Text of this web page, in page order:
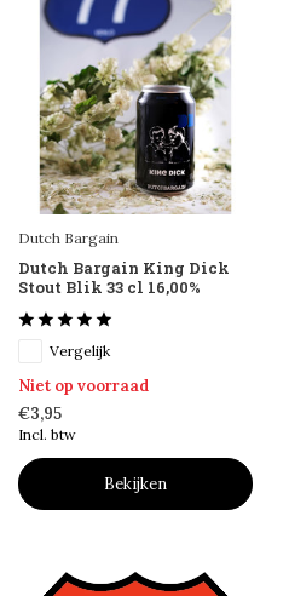
Dutch Bargain
Dutch Bargain King Dick
Stout Blik 33 cl 16,00%
Vergelijk
Niet op voorraad
€3,95
Incl. btw
Bekijken